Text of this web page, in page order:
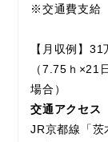
※交通費支給
【月収例】
（7.75ｈ×21
場合）
交通アクセス
JR京都線「茨